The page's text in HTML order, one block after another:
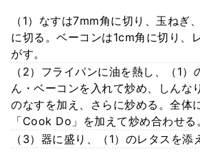
（1）なすは7mm角に切り、玉ねぎ
に切る。ベーコンは1cm角に切り、
がす。
（2）フライパンに油を熱し、（1）
ん・ベーコンを入れて炒め、しんな
のなすを加え、さらに炒める。全体
「Cook Do」を加えて炒め合わせる。
（3）器に盛り、（1）のレタスを添